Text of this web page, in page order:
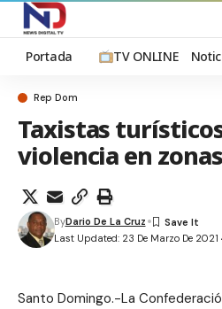
Portada TV ONLINE
Rep Dom
Taxistas
violencia en
Last Updated: 23 De Marzo De 2021
ByDario De La Cruz
Santo Domingo.-La